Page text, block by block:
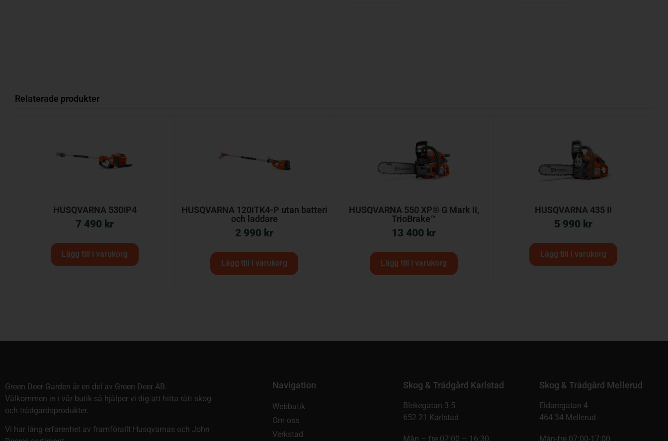
Relaterade produkter
HUSQVARNA 530iP4
7 490 kr
Lägg till i varukorg
HUSQVARNA 120iTK4-P utan batteri
och laddare
2 990 kr
Lägg till i varukorg
HUSQVARNA 550 XP® G Mark II,
TrioBrake™
13 400 kr
Lägg till i varukorg
HUSQVARNA 435 II
5 990 kr
Lägg till i varukorg
Green Deer Garden är en del av Green Deer AB.
Välkommen in i vår butik så hjälper vi dig att hitta rätt skog
och trädgårdsprodukter.
Vi har lång erfarenhet av framförallt Husqvarnas och John
Navigation
Webbutik
Om oss
Verkstad
Skog & Trädgård Karlstad
Blekegatan 3-5
652 21 Karlstad
Mån – fre 07:00 – 16:30
Skog & Trädgård Mellerud
Eldaregatan 4
464 34 Mellerud
Mån-fre 07:00-17:00